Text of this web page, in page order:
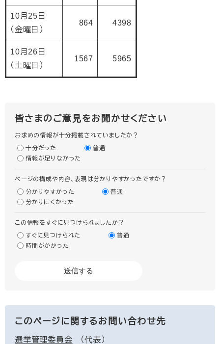
10月25日
（金曜日）
864 4398
10月26日
（土曜日）
1567 5965
皆さまのご意見をお聞かせください
お求めの情報が十分掲載されていましたか？
十分だった
普通
情報が足りなかった
ページの構成や内容、表現は分かりやすかったですか？
分かりやすかった
普通
分かりにくかった
この情報をすぐに見つけられましたか？
すぐに見つけられた
普通
時間がかかった
このページに関するお問い合わせ先
選挙管理委員会 代表